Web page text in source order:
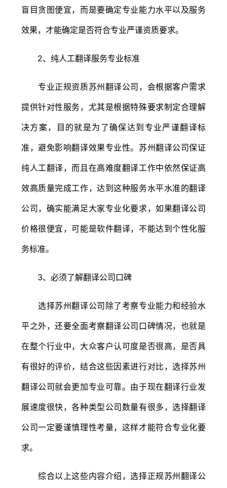
盲目贪图便宜，而是要确定专业能力水平以及服务
效果，才能确定是否符合专业严谨资质要求。
2、纯人工翻译服务专业标准
专业正规资质苏州翻译公司，会根据客户需求
提供针对性服务，尤其是根据特殊要求制定合理解
决方案，目的就是为了确保达到专业严谨翻译标
准，避免影响翻译效果专业性。苏州翻译公司保证
纯人工翻译，而且在高难度翻译工作中依然保证高
效高质量完成工作，达到这种服务水平水准的翻译
公司，确实能满足大家专业化要求，如果翻译公司
价格很便宜，可能是软件翻译，不能达到个性化服
务标准。
3、必须了解翻译公司口碑
选择苏州翻译公司除了考察专业能力和经验水
平之外，还要全面考察翻译公司口碑情况，也就是
在整个行业中，大众客户认可度是否很高，是否具
有很好的评价，结合这些因素进行对比，选择苏州
翻译公司就会更加专业可靠。由于现在翻译行业发
展速度很快，各种类型公司数量有很多，选择翻译
公司一定要谨慎理性考量，这样才能符合专业化要
求。
综合以上这些内容介绍，选择正规苏州翻译公